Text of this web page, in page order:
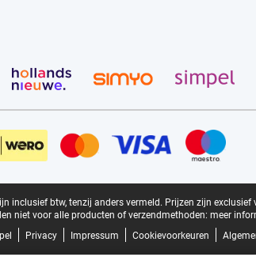
inclusief btw, tenzij anders vermeld. Prijzen zijn exclusief
niet voor alle producten of verzendmethoden: meer
Privacy Impressum Cookievoorkeuren